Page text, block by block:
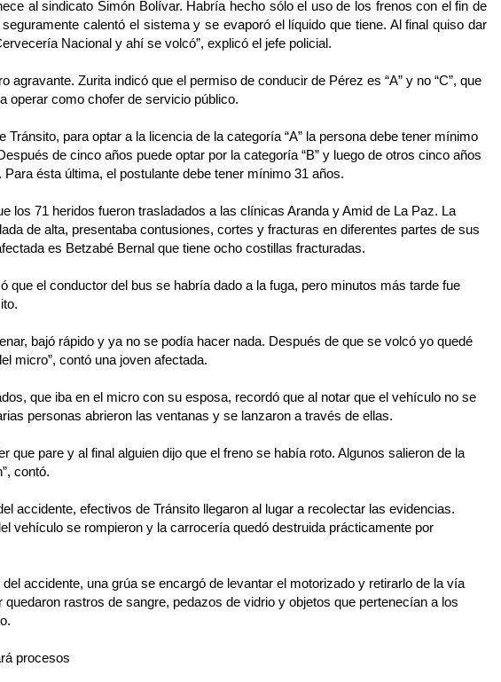
al sindicato Simón Bolívar. Habría hecho sólo el uso de los frenos con el fin de
calentó el sistema y se evaporó el líquido que tiene. Al final quiso dar
Nacional y ahí se volcó”, explicó el jefe policial.
agravante. Zurita indicó que el permiso de conducir de Pérez es “A” y no “C”, que
operar como chofer de servicio público.
Tránsito, para optar a la licencia de la categoría “A” la persona debe tener mínimo
de cinco años puede optar por la categoría “B” y luego de otros cinco años
Para ésta última, el postulante debe tener mínimo 31 años.
los 71 heridos fueron trasladados a las clínicas Aranda y Amid de La Paz. La
de alta, presentaba contusiones, cortes y fracturas en diferentes partes de sus
es Betzabé Bernal que tiene ocho costillas fracturadas.
que el conductor del bus se habría dado a la fuga, pero minutos más tarde fue
bajó rápido y ya no se podía hacer nada. Después de que se volcó yo quedé
micro”, contó una joven afectada.
que iba en el micro con su esposa, recordó que al notar que el vehículo no se
personas abrieron las ventanas y se lanzaron a través de ellas.
que pare y al final alguien dijo que el freno se había roto. Algunos salieron de la
contó.
accidente, efectivos de Tránsito llegaron al lugar a recolectar las evidencias.
vehículo se rompieron y la carrocería quedó destruida prácticamente por
accidente, una grúa se encargó de levantar el motorizado y retirarlo de la vía
quedaron rastros de sangre, pedazos de vidrio y objetos que pertenecían a los
procesos